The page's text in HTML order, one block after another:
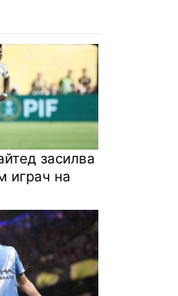
засилва
играч на